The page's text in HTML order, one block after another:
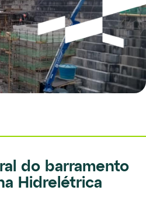
do barramento
Hidrelétrica